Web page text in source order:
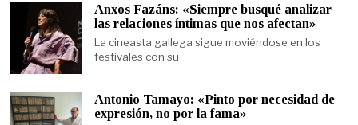
Anxos Fazáns: «Siempre busqué analizar
las relaciones íntimas que nos afectan»
La cineasta gallega sigue moviéndose en los
festivales con su
Antonio Tamayo: «Pinto por necesidad de
expresión, no por la fama»